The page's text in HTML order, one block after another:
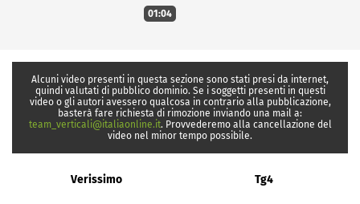
01:04
Alcuni video presenti in questa sezione sono stati presi da internet,
quindi valutati di pubblico dominio. Se i soggetti presenti in questi
video o gli autori avessero qualcosa in contrario alla pubblicazione,
basterà fare richiesta di rimozione inviando una mail a:
team_verticali@italiaonline.it. Provvederemo alla cancellazione del
video nel minor tempo possibile.
Verissimo Tg4